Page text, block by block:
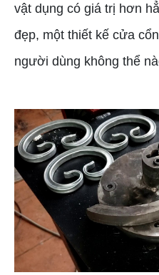
vật dụng có giá trị hơn
đẹp, một thiết kế cửa
người dùng không thể